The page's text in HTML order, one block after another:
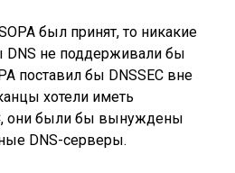
был принят, то никакие
DNS не поддерживали бы
поставил бы DNSSEC вне
хотели иметь
они были бы вынуждены
DNS-серверы.